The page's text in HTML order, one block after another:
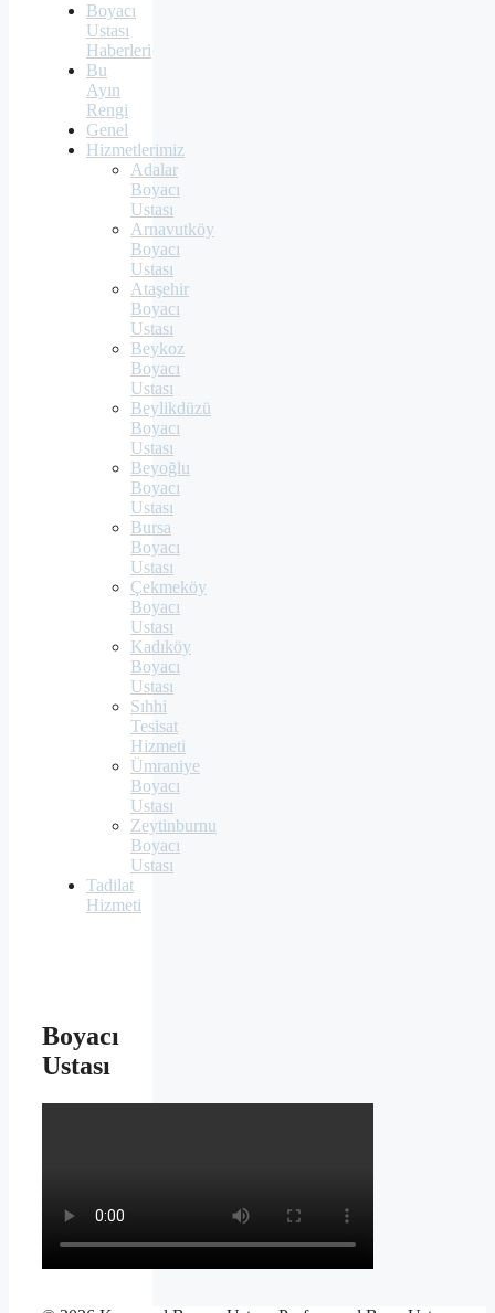
Boyacı
Ustası
Haberleri
Bu
Ayın
Rengi
Genel
Hizmetlerimiz
Adalar
Boyacı
Ustası
Arnavutköy
Boyacı
Ustası
Ataşehir
Boyacı
Ustası
Beykoz
Boyacı
Ustası
Beylikdüzü
Boyacı
Ustası
Beyoğlu
Boyacı
Ustası
Bursa
Boyacı
Ustası
Çekmeköy
Boyacı
Ustası
Kadıköy
Boyacı
Ustası
Sıhhi
Tesisat
Hizmeti
Ümraniye
Boyacı
Ustası
Zeytinburnu
Boyacı
Ustası
Tadilat
Hizmeti
Boyacı
Ustası